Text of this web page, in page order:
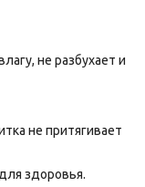
не разбухает и
не притягивает
здоровья.